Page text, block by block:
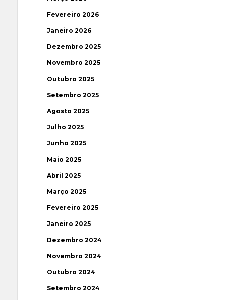
Fevereiro 2026
Janeiro 2026
Dezembro 2025
Novembro 2025
Outubro 2025
Setembro 2025
Agosto 2025
Julho 2025
Junho 2025
Maio 2025
Abril 2025
Março 2025
Fevereiro 2025
Janeiro 2025
Dezembro 2024
Novembro 2024
Outubro 2024
Setembro 2024